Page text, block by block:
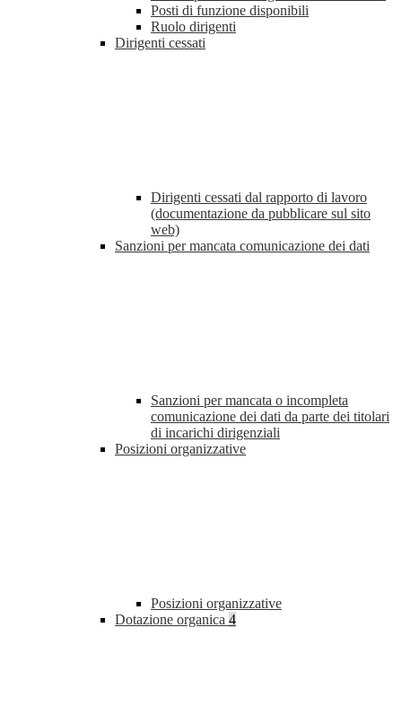
Posti di funzione disponibili
Ruolo dirigenti
Dirigenti cessati
Dirigenti cessati dal rapporto di lavoro
(documentazione da pubblicare sul sito
web)
Sanzioni per mancata comunicazione dei dati
Sanzioni per mancata o incompleta
comunicazione dei dati da parte dei titolari
di incarichi dirigenziali
Posizioni organizzative
Posizioni organizzative
Dotazione organica 4